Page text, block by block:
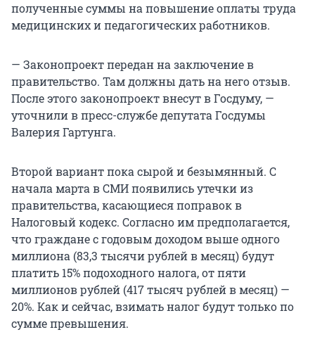
полученные суммы на повышение оплаты труда
медицинских и педагогических работников.
— Законопроект передан на заключение в
правительство. Там должны дать на него отзыв.
После этого законопроект внесут в Госдуму, —
уточнили в пресс-службе депутата Госдумы
Валерия Гартунга.
Второй вариант пока сырой и безымянный. С
начала марта в СМИ появились утечки из
правительства, касающиеся поправок в
Налоговый кодекс. Согласно им предполагается,
что граждане с годовым доходом выше одного
миллиона (83,3 тысячи рублей в месяц) будут
платить 15% подоходного налога, от пяти
миллионов рублей (417 тысяч рублей в месяц) —
20%. Как и сейчас, взимать налог будут только по
сумме превышения.